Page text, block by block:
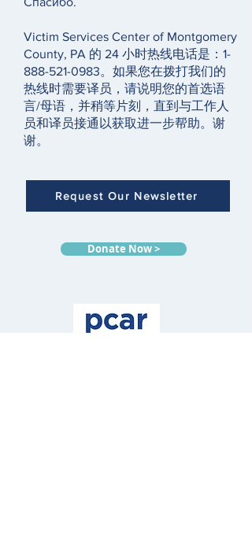
Victim Services Center of Montgomery
County, PA 的 24 小时热线电话是：1-
888-521-0983。如果您在拨打我们的
热线时需要译员，请说明您的首选语
言/母语，并稍等片刻，直到与工作人
员和译员接通以获取进一步帮助。谢
谢。
Request Our Newsletter
Donate Now >